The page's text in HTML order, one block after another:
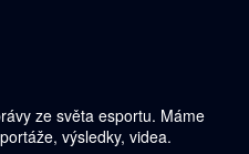
ze světa esportu. Máme
výsledky, videa.